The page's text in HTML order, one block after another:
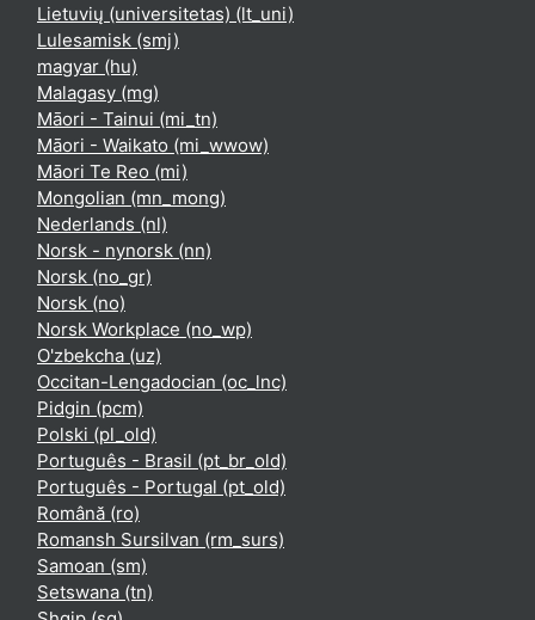
Lietuvių (universitetas) ‎(lt_uni)‎
Lulesamisk ‎(smj)‎
magyar ‎(hu)‎
Malagasy ‎(mg)‎
Māori - Tainui ‎(mi_tn)‎
Māori - Waikato ‎(mi_wwow)‎
Māori Te Reo ‎(mi)‎
Mongolian ‎(mn_mong)‎
Nederlands ‎(nl)‎
Norsk - nynorsk ‎(nn)‎
Norsk ‎(no_gr)‎
Norsk ‎(no)‎
Norsk Workplace ‎(no_wp)‎
O'zbekcha ‎(uz)‎
Occitan-Lengadocian ‎(oc_lnc)‎
Pidgin ‎(pcm)‎
Polski ‎(pl_old)‎
Português - Brasil ‎(pt_br_old)‎
Português - Portugal ‎(pt_old)‎
Română ‎(ro)‎
Romansh Sursilvan ‎(rm_surs)‎
Samoan ‎(sm)‎
Setswana ‎(tn)‎